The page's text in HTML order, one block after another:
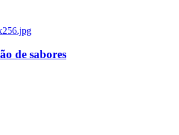
de sabores